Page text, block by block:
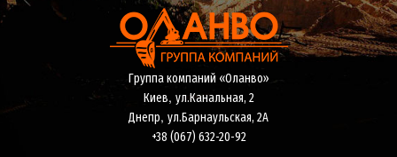
Группа компаний «Оланво»
Киев, ул.Канальная, 2
Днепр, ул.Барнаульская, 2А
+38 (067) 632-20-92